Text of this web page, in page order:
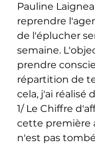
Pauline
reprendre
de l'éplucher
semaine.
prendre
répartition de
cela, j'ai réalisé
1/ Le Chiffre
cette première
n'est pas